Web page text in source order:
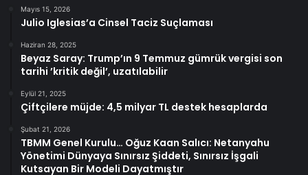
Mayıs 15, 2026
Julio Iglesias’a Cinsel Taciz Suçlaması
Haziran 28, 2025
Beyaz Saray: Trump’ın 9 Temmuz gümrük vergisi son
tarihi ’kritik değil’, uzatılabilir
Eylül 21, 2025
Çiftçilere müjde: 4,5 milyar TL destek hesaplarda
Şubat 21, 2026
TBMM Genel Kurulu… Oğuz Kaan Salıcı: Netanyahu
Yönetimi Dünyaya Sınırsız Şiddeti, Sınırsız İşgali
Kutsayan Bir Modeli Dayatmıştır